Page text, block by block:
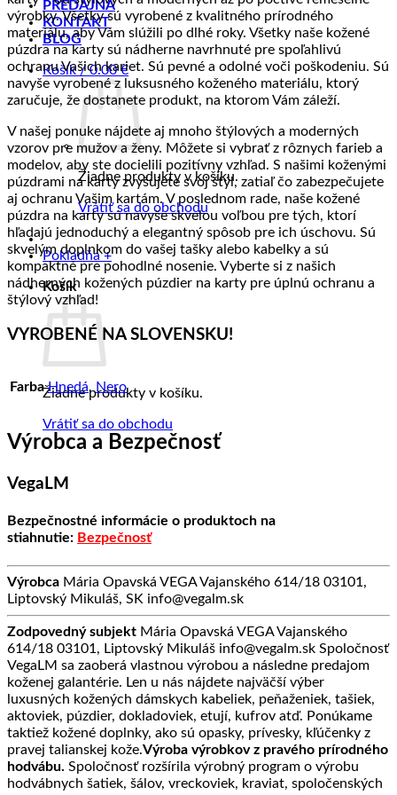
PREDAJŇA
KONTAKT
BLOG
Košík /0.00€
Žiadne produkty v košíku.
Vrátiť sa do obchodu
Pokladňa +
Košík
Žiadne produkty v košíku.
Vrátiť sa do obchodu
výrobky. Všetky sú vyrobené z kvalitného prírodného
materiálu, aby Vám slúžili po dlhé roky. Všetky naše kožené
púzdra na karty sú nádherne navrhnuté pre spoľahlivú
ochranu Vašich kariet. Sú pevné a odolné voči poškodeniu. Sú
navyše vyrobené z luksusného koženého materiálu, ktorý
zaručuje, že dostanete produkt, na ktorom Vám záleží.
V našej ponuke nájdete aj mnoho štýlových a moderných
vzorov pre mužov a ženy. Môžete si vybrať z rôznych farieb a
modelov, aby ste docielili pozitívny vzhľad. S našimi koženými
púzdrami na karty zvyšujete svoj štýl, zatiaľ čo zabezpečujete
aj ochranu Vašim kartám. V poslednom rade, naše kožené
púzdra na karty sú navyše skvelou voľbou pre tých, ktorí
hľadajú jednoduchý a elegantný spôsob pre ich úschovu. Sú
skvelým doplnkom do vašej tašky alebo kabelky a sú
kompaktné pre pohodlné nosenie. Vyberte si z našich
nádherných kožených púzdier na karty pre úplnú ochranu a
štýlový vzhľad!
VYROBENÉ NA SLOVENSKU!
Farba Hnedá, Nero
Výrobca a Bezpečnosť
VegaLM
Bezpečnostné informácie o produktoch na
stiahnutie: Bezpečnosť
Výrobca Mária Opavská VEGA Vajanského 614/18 03101,
Liptovský Mikuláš, SK info@vegalm.sk
Zodpovedný subjekt Mária Opavská VEGA Vajanského
614/18 03101, Liptovský Mikuláš info@vegalm.sk Spoločnosť
VegaLM sa zaoberá vlastnou výrobou a následne predajom
koženej galantérie. Len u nás nájdete najväčší výber
luxusných kožených dámskych kabeliek, peňaženiek, tašiek,
aktoviek, púzdier, dokladoviek, etují, kufrov atď. Ponúkame
taktiež kožené doplnky, ako sú opasky, prívesky, kľúčenky z
pravej talianskej kože.Výroba výrobkov z pravého prírodného
hodvábu. Spoločnosť rozšírila výrobný program o výrobu
hodvábnych šatiek, šálov, vreckoviek, kraviat, spoločenských